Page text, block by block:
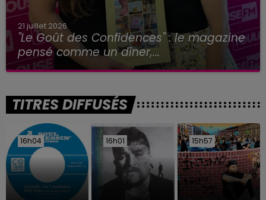
21 juillet 2026
"Le Goût des Confidences" : le magazine
pensé comme un dîner,...
TITRES DIFFUSÉS
16h04
16h04 16h01
16h01 15h57
15h57